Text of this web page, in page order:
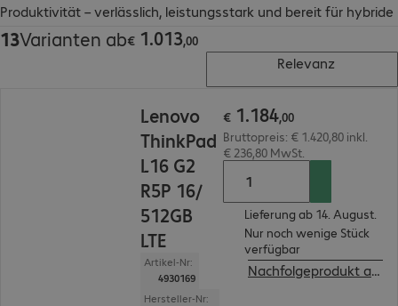
Produktivität – verlässlich, leistungsstark und bereit für hybride
Arbeitswelten.
13Varianten ab€ 1.013,00
€ 1.013,00
Relevanz
Lenovo
ThinkPad
L16 G2
R5P 16/
512GB
LTE
Artikel-Nr:
4930169
Hersteller-Nr:
€ 1.184,00
Bruttopreis: € 1.420,80 inkl.
€ 236,80 MwSt.
Lieferung ab 14. August.
Nur noch wenige Stück
verfügbar
Nachfolgeprodukt ansehen